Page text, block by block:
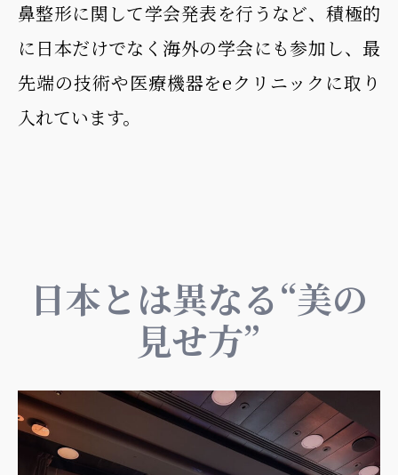
鼻整形に関して学会発表を行うなど、積極的
に日本だけでなく海外の学会にも参加し、最
先端の技術や医療機器をeクリニックに取り
入れています。
日本とは異なる“美の
見せ方”